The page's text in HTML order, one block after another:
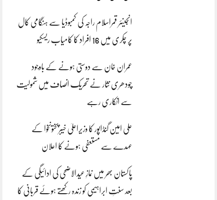
انجینئر قمراسلام راجہ کی کمبوڈیا سے ہنگامی کال
پر چکری میں 16 افراد کا کامیاب ریسکیو
عمران خان سے دوستی ہونے کے باوجود
چودھری نثار نے تحریک انصاف میں شمولیت
سے انکاری رہے
علی امین گنڈاپور کا وزیراعلیٰ خیبرپختونخوا کے
عہدے سے مستعفی ہونے کا اعلان
پاکستان بھر میں نمازِ عیدالاضحی کی ادائیگی کے
بعد سنتِ ابراہیمی کو زندہ رکھتے ہوئے قربانی کا